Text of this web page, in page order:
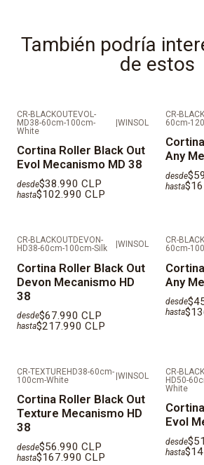
Retardante al Fuego
IMPORTANTE: AL SER PRODUCTOS
MEDIDAS LOS TIEMPOS DE
HÁBILES
INSTALACIÓN.
DESPACHOS EN REGIÓN
TALAGANTE, CORDILLERA,
PROVINCIAS FUERA DE SANTIAGO
INDEPENDIENTE.
También podría
de estos
CR-BLACKOUTEVOL-
MD38-60cm-100cm-
White
WINSOL
Cortina Roller Black Out
Evol Mecanismo MD 38
desde$38.990 CLP
hasta$102.990 CLP
CR-
60cm-
Any
desde
hasta
CR-BLACKOUTDEVON-
HD38-60cm-100cm-Silk
WINSOL
Cortina Roller Black Out
Devon Mecanismo HD
38
desde$67.990 CLP
hasta$217.990 CLP
CR-
60cm-
Any
desde
hasta
CR-TEXTUREHD38-60cm-
100cm-White
|WINSOL
Cortina Roller Black Out
Texture Mecanismo HD
38
desde$56.990 CLP
hasta$167.990 CLP
CR-
HD50-
White
Evol
desde
hasta